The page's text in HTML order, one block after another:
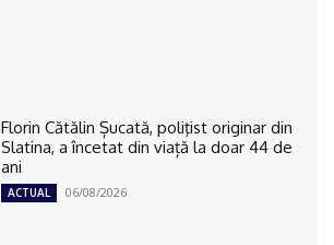
Florin Cătălin Șucată, poliţist originar din
Slatina, a încetat din viață la doar 44 de
ani
ACTUAL 06/08/2026